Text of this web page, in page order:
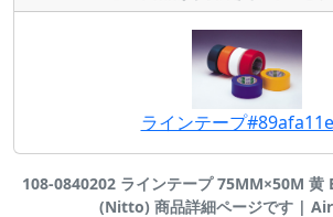
ラインテープ
108-0840202 ラインテープ 75MM×50M 黄
(Nitto) 商品詳細ページです |